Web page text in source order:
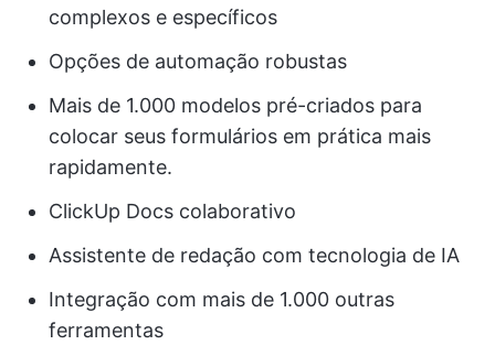
complexos e específicos
Opções de automação robustas
Mais de 1.000 modelos pré-criados para
colocar seus formulários em prática mais
rapidamente.
ClickUp Docs colaborativo
Assistente de redação com tecnologia de IA
Integração com mais de 1.000 outras
ferramentas